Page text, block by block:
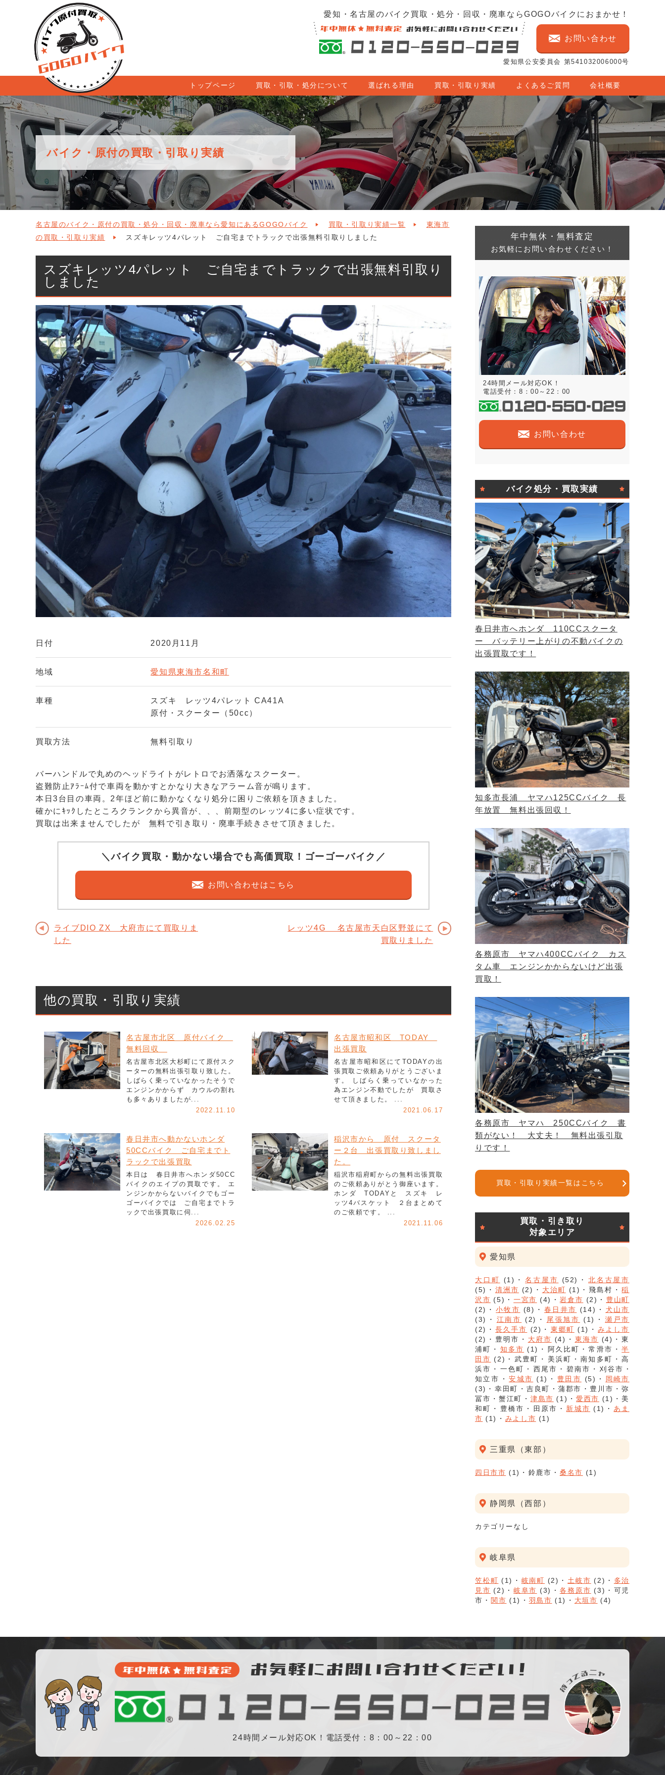
愛知・名古屋のバイク買取・処分・回収・廃車ならGOGOバイクにおまかせ！
お問い合わせ
愛知県公安委員会 第541032006000号
トップページ 買取・引取・処分について 選ばれる理由 買取・引取り実績 よくあるご質問 会社概要
バイク・原付の買取・引取り実績
名古屋のバイク・原付の買取・処分・回収・廃車なら愛知にあるGOGOバイク 買取・引取り実績一覧
東海市
の買取・引取り実績
スズキレッツ4パレット ご自宅までトラックで出張無料引取りしました
スズキレッツ4パレット ご自宅までトラックで出張無料引取り
しました
日付 2020月11月
地域 愛知県東海市名和町
車種
スズキ レッツ4パレット CA41A
原付・スクーター（50cc）
買取方法 無料引取り
バーハンドルで丸めのヘッドライトがレトロでお洒落なスクーター。
盗難防止ｱﾗｰﾑ付で車両を動かすとかなり大きなアラーム音が鳴ります。
本日3台目の車両。2年ほど前に動かなくなり処分に困りご依頼を頂きました。
確かにｷｯｸしたところクランクから異音が、、、前期型のレッツ4に多い症状です。
買取は出来ませんでしたが 無料で引き取り・廃車手続きさせて頂きました。
＼バイク買取・動かない場合でも高価買取！ゴーゴーバイク／
お問い合わせはこちら
ライブDIO ZX 大府市にて買取りま
した
レッツ4G 名古屋市天白区野並にて
買取りました
他の買取・引取り実績
名古屋市北区 原付バイク
無料回収
名古屋市北区大杉町にて原付スク
ーターの無料出張引取り致した。
しばらく乗っていなかったそうで
エンジンかからず カウルの割れ
も多々ありましたが...
2022.11.10
名古屋市昭和区 TODAY
出張買取
名古屋市昭和区にてTODAYの出
張買取ご依頼ありがとうございま
す。 しばらく乗っていなかった
為エンジン不動でしたが 買取さ
せて頂きました。 ...
2021.06.17
春日井市へ動かないホンダ
50CCバイク ご自宅までト
ラックで出張買取
本日は 春日井市へホンダ50CC
バイクのエイプの買取です。 エ
ンジンかからないバイクでもゴー
ゴーバイクでは ご自宅までトラ
ックで出張買取に伺...
2026.02.25
稲沢市から 原付 スクータ
ー２台 出張買取り致しまし
た。
稲沢市稲府町からの無料出張買取
のご依頼ありがとう御座います。
ホンダ TODAYと スズキ レ
ッツ4バスケット ２台まとめて
のご依頼です。 ...
2021.11.06
年中無休・無料査定
お気軽にお問い合わせください！
24時間メール対応OK！
電話受付：8：00～22：00
お問い合わせ
バイク処分・買取実績
春日井市へホンダ 110CCスクータ
ー バッテリー上がりの不動バイクの
出張買取です！
知多市長浦 ヤマハ125CCバイク 長
年放置 無料出張回収！
各務原市 ヤマハ400CCバイク カス
タム車 エンジンかからないけど出張
買取！
各務原市 ヤマハ 250CCバイク 書
類がない！ 大丈夫！ 無料出張引取
りです！
買取・引取り実績一覧はこちら
買取・引き取り
対象エリア
愛知県
大口町 (1) 名古屋市 (52)
北名古屋市
(5)
清洲市 (2) 大治町 (1) 飛島村
稲
沢市 (5) 一宮市 (4) 岩倉市 (2)
豊山町
(2)
小牧市 (8) 春日井市 (14)
犬山市
(3)
江南市 (2) 尾張旭市 (1)
瀬戸市
(2)
長久手市 (2) 東郷町 (1)
みよし市
(2)
豊明市 大府市 (4) 東海市 (4)
東
浦町
知多市 (1) 阿久比町 常滑市
半
田市 (2) 武豊町 美浜町 南知多町
高
浜市
一色町 西尾市 碧南市
刈谷市
知立市
安城市 (1) 豊田市 (5)
岡崎市
(3)
幸田町 吉良町 蒲郡市 豊川市
弥
冨市
蟹江町 津島市 (1) 愛西市 (1)
美
和町
豊橋市 田原市 新城市 (1)
あま
市 (1) みよし市 (1)
三重県（東部）
四日市市 (1) 鈴鹿市 桑名市 (1)
静岡県（西部）
カテゴリーなし
岐阜県
笠松町 (1) 岐南町 (2) 土岐市 (2)
多治
見市 (2) 岐阜市 (3) 各務原市 (3)
可児
市
関市 (1) 羽島市 (1) 大垣市 (4)
24時間メール対応OK！電話受付：8：00～22：00